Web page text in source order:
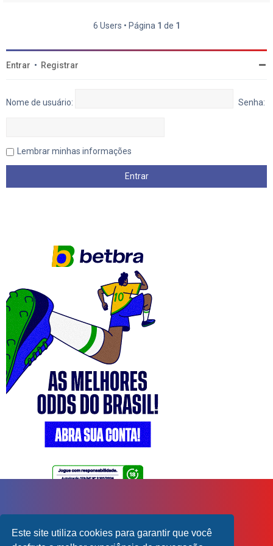
Este site utiliza cookies para garantir que você
6 Users • Página 1 de 1
Entrar • Registrar
Nome de usuário: Senha:
Lembrar minhas informações